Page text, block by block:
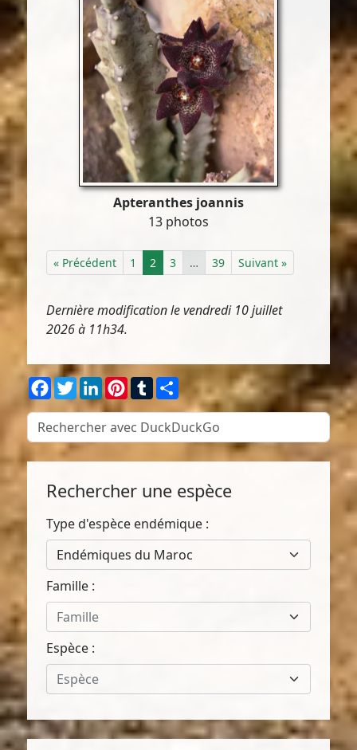
Apteranthes joannis
13 photos
« Précédent 1 2 3 … 39 Suivant »
Dernière modification le vendredi 10 juillet
2026 à 11h34.
Facebook
TwitterLinkedInPinterest
TumblrPartager
Rechercher une espèce
Type d'espèce endémique :
Endémiques du Maroc
Famille :
Famille
Espèce :
Espèce